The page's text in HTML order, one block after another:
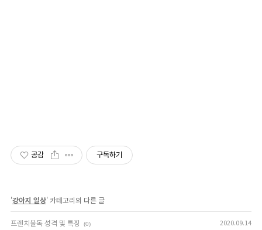
공감 구독하기
'강아지 일상' 카테고리의 다른 글
프렌치불독 성격 및 특징 (0) 2020.09.14